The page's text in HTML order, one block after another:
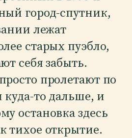
город-спутник,
лежат
старых пуэбло,
себя забыть.
пролетают по
то дальше, и
остановка здесь
тихое открытие.